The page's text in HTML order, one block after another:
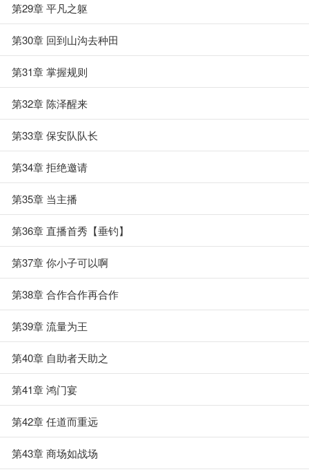
第29章 平凡之躯
第30章 回到山沟去种田
第31章 掌握规则
第32章 陈泽醒来
第33章 保安队队长
第34章 拒绝邀请
第35章 当主播
第36章 直播首秀【垂钓】
第37章 你小子可以啊
第38章 合作合作再合作
第39章 流量为王
第40章 自助者天助之
第41章 鸿门宴
第42章 任道而重远
第43章 商场如战场